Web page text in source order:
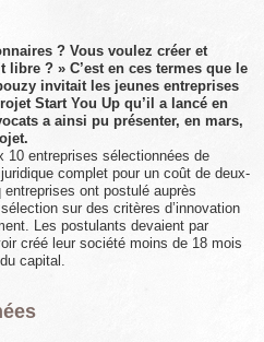
? Vous voulez créer et
? » C’est en ces termes que le
invitait les jeunes entreprises
Start You Up qu’il a lancé en
a ainsi pu présenter, en mars,
10 entreprises sélectionnées de
complet pour un coût de deux-
ont postulé auprès
sur des critères d’innovation
Les postulants devaient par
créé leur société moins de 18 mois
capital.